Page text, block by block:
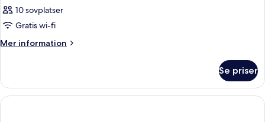
10 sovplatser
Gratis wi-fi
Mer information
Mer
Se priser